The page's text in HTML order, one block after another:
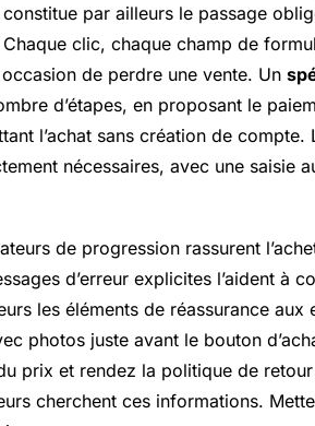
constitue par ailleurs le passage
clic, chaque champ de
de perdre une vente. Un
d’étapes, en proposant le
l’achat sans création de
nécessaires, avec une saisie
de progression rassurent
d’erreur explicites l’aident à
les éléments de réassurance aux
photos juste avant le bouton
prix et rendez la politique de
cherchent ces informations.